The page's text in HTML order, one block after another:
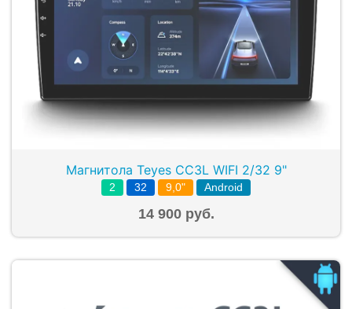
Магнитола Teyes CC3L WIFI 2/32 9"
2 32 9,0" Android
14 900 руб.